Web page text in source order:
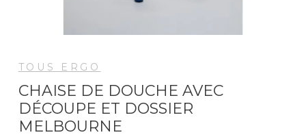
TOUS ERGO
CHAISE DE DOUCHE AVEC
DÉCOUPE ET DOSSIER
MELBOURNE